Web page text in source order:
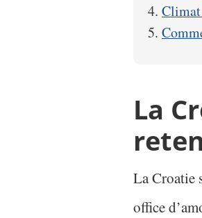
La
La Croatie
office